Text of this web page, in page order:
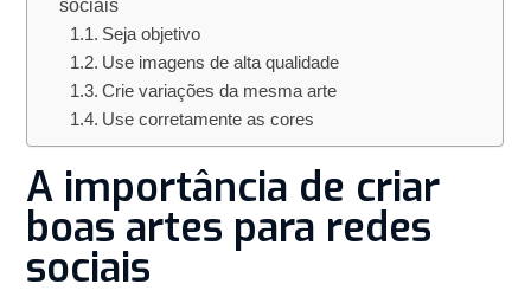
sociais
Seja objetivo
Use imagens de alta qualidade
Crie variações da mesma arte
Use corretamente as cores
A importância de criar
boas artes para redes
sociais